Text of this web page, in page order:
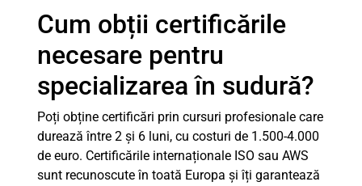
Cum obții certificările
necesare pentru
specializarea în sudură?
Poți obține certificări prin cursuri profesionale care
durează între 2 și 6 luni, cu costuri de 1.500-4.000
de euro. Certificările internaționale ISO sau AWS
sunt recunoscute în toată Europa și îți garantează